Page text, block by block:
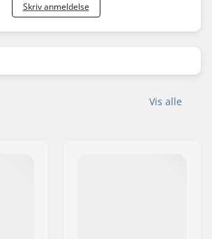
Skriv anmeldelse
Vis alle